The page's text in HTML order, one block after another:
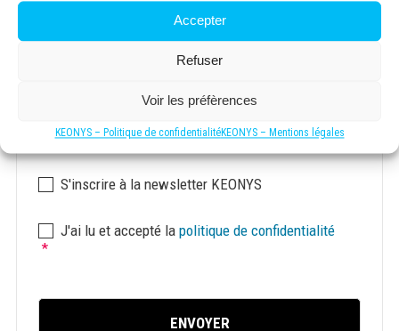
Accepter
Refuser
Voir les préfèrences
KEONYS – Politique de confidentialitéKEONYS – Mentions légales
Newsletter
S'inscrire à la newsletter KEONYS
Consentement *
J'ai lu et accepté la politique de confidentialité
*